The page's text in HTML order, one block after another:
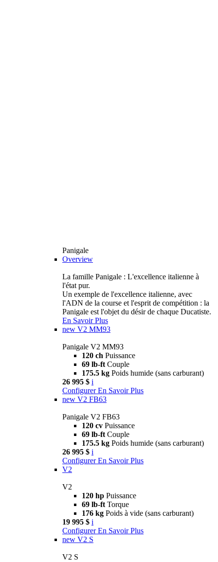
Panigale
Overview
La famille Panigale : L'excellence italienne à
l'état pur.
Un exemple de l'excellence italienne, avec
l'ADN de la course et l'esprit de compétition : la
Panigale est l'objet du désir de chaque Ducatiste.
En Savoir Plus
new V2 MM93
Panigale V2 MM93
120 ch Puissance
69 lb-ft Couple
175.5 kg Poids humide (sans carburant)
26 995 $ i
Configurer En Savoir Plus
new V2 FB63
Panigale V2 FB63
120 cv Puissance
69 lb-ft Couple
175.5 kg Poids humide (sans carburant)
26 995 $ i
Configurer En Savoir Plus
V2
V2
120 hp Puissance
69 lb-ft Torque
176 kg Poids à vide (sans carburant)
19 995 $ i
Configurer En Savoir Plus
new V2 S
V2 S